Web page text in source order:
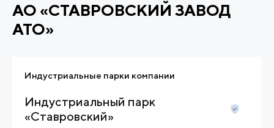
АО «СТАВРОВСКИЙ ЗАВОД
АТО»
Индустриальные парки компании
Индустриальный парк
«Ставровский»